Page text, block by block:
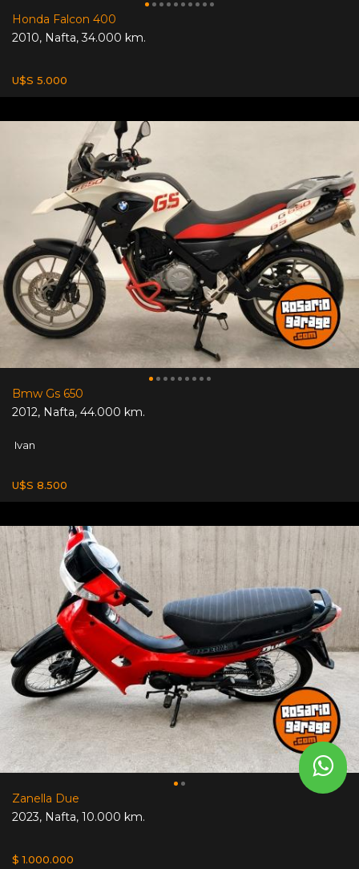
Honda Falcon 400
2010, Nafta,34.000 km.
U$S 5.000
Bmw Gs 650
2012, Nafta, 44.000 km.
Ivan
U$S 8.500
Zanella Due
2023, Nafta, 10.000 km.
$ 1.000.000